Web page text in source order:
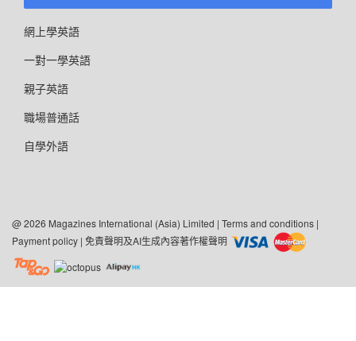
網上學英語
一對一學英語
親子英語
職場普通話
自學外語
@ 2026 Magazines International (Asia) Limited | Terms and conditions |
Payment policy | 免責聲明及AI生成內容著作權聲明